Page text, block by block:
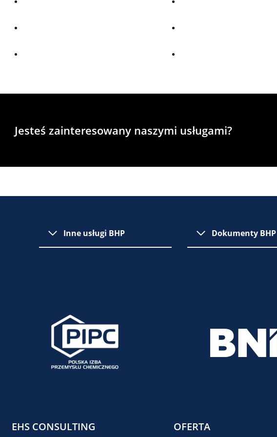
Jesteś zainteresowany naszymi usługami?
Inne usługi BHP Dokumenty BHP
EHS CONSULTING OFERTA